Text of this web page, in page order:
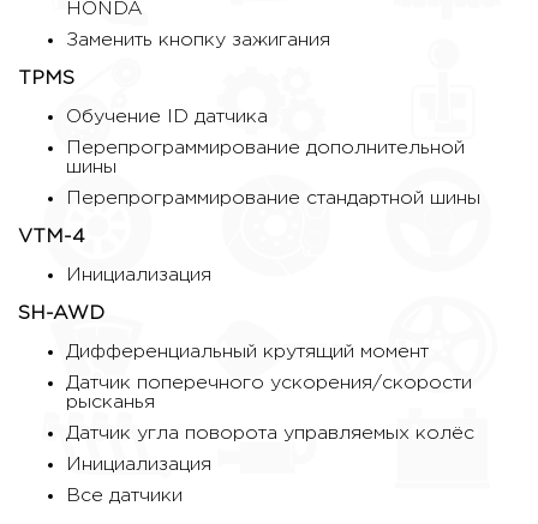
HONDA
Заменить кнопку зажигания
TPMS
Обучение ID датчика
Перепрограммирование дополнительной
шины
Перепрограммирование стандартной шины
VTM-4
Инициализация
SH-AWD
Дифференциальный крутящий момент
Датчик поперечного ускорения/скорости
рысканья
Датчик угла поворота управляемых колёс
Инициализация
Все датчики